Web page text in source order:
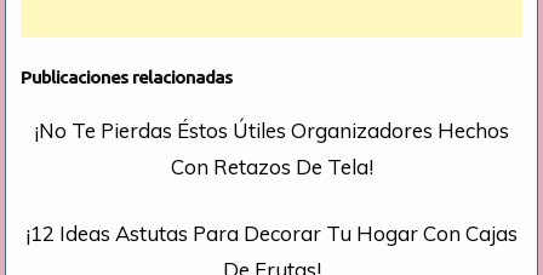
Publicaciones relacionadas
¡No Te Pierdas Éstos Útiles Organizadores Hechos
Con Retazos De Tela!
¡12 Ideas Astutas Para Decorar Tu Hogar Con Cajas
De Frutas!